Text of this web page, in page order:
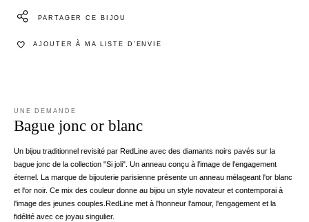
PARTAGER CE BIJOU
AJOUTER À MA LISTE D’ENVIE
UNE DEMANDE
Bague jonc or blanc
Un bijou traditionnel revisité par RedLine avec des diamants noirs pavés sur la
bague jonc de la collection "Si joli". Un anneau conçu à l'image de l'engagement
éternel. La marque de bijouterie parisienne présente un anneau mélageant l'or blanc
et l'or noir. Ce mix des couleur donne au bijou un style novateur et contemporai à
l'image des jeunes couples.RedLine met à l'honneur l'amour, l'engagement et la
fidélité avec ce joyau singulier.